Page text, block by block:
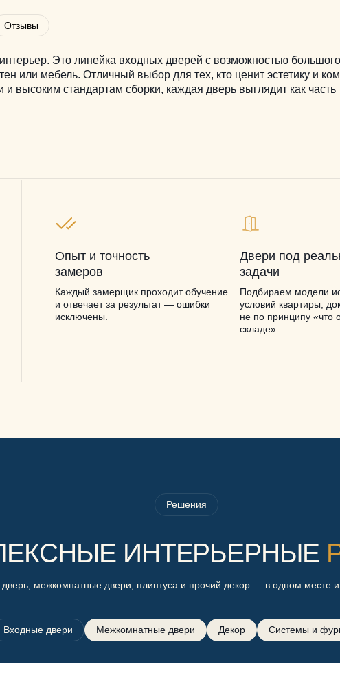
Отзывы
Это линейка входных дверей с возможностью
или мебель. Отличный выбор для тех, кто ценит эстетику и
высоким стандартам сборки, каждая дверь выглядит как часть
Опыт и точность
замеров
Каждый замерщик проходит обучение
и отвечает за результат — ошибки
исключены.
Двери под
задачи
Подбираем модели
условий квартиры,
не по принципу «что
складе».
Решения
ИНТЕРЬЕРНЫЕ
межкомнатные двери, плинтуса и прочий декор — в одном месте
Входные двери Межкомнатные двери Декор Системы и